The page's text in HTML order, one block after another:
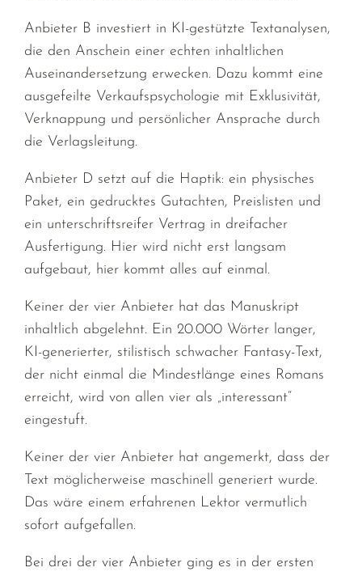
Anbieter B investiert in KI-gestützte Textanalysen,
die den Anschein einer echten inhaltlichen
Auseinandersetzung erwecken. Dazu kommt eine
ausgefeilte Verkaufspsychologie mit Exklusivität,
Verknappung und persönlicher Ansprache durch
die Verlagsleitung.
Anbieter D setzt auf die Haptik: ein physisches
Paket, ein gedrucktes Gutachten, Preislisten und
ein unterschriftsreifer Vertrag in dreifacher
Ausfertigung. Hier wird nicht erst langsam
aufgebaut, hier kommt alles auf einmal.
Keiner der vier Anbieter hat das Manuskript
inhaltlich abgelehnt. Ein 20.000 Wörter langer,
KI-generierter, stilistisch schwacher Fantasy-Text,
der nicht einmal die Mindestlänge eines Romans
erreicht, wird von allen vier als „interessant“
eingestuft.
Keiner der vier Anbieter hat angemerkt, dass der
Text möglicherweise maschinell generiert wurde.
Das wäre einem erfahrenen Lektor vermutlich
sofort aufgefallen.
Bei drei der vier Anbieter ging es in der ersten